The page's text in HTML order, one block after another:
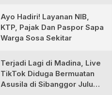
Ayo Hadiri! Layanan NIB,
KTP, Pajak Dan Paspor Sapa
Warga Sosa Sekitar
Terjadi Lagi di Madina, Live
TikTok Diduga Bermuatan
Asusila di Sibanggor Julu